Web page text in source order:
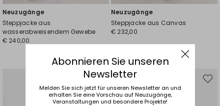
Neuzugänge
Steppjacke aus
wasserabweisendem Gewebe
€ 240,00
Neuzugänge
Steppjacke aus Canvas
€ 232,00
die
Wunschliste
Auf
Abonnieren Sie unseren
Newsletter
Melden Sie sich jetzt für unseren Newsletter an und
erhalten Sie eine Vorschau auf Neuzugänge,
Veranstaltungen und besondere Projekte!